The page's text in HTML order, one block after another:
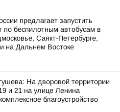
предлагает запустить
по беспилотным автобусам в
Санкт-Петербурге,
на Дальнем Востоке
На дворовой территории
и 21 на улице Ленина
благоустройство